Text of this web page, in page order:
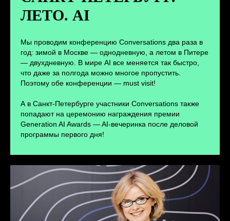
ЛЕТО. AI
Мы проводим конференцию Conversations два раза в
год: зимой в Москве — однодневную, а летом в Питере
— двухдневную. В мире AI все меняется так быстро,
что даже за полгода можно многое пропустить.
Поэтому обе конференции — must visit!
А в Санкт-Петербурге участники Conversations также
попадают на церемонию награждения премии
Generation AI Awards — AI-вечеринка после деловой
программы первого дня!